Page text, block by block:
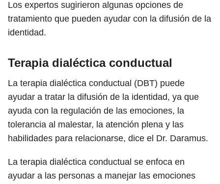
Los expertos sugirieron algunas opciones de
tratamiento que pueden ayudar con la difusión de la
identidad.
Terapia dialéctica conductual
La terapia dialéctica conductual (DBT) puede
ayudar a tratar la difusión de la identidad, ya que
ayuda con la regulación de las emociones, la
tolerancia al malestar, la atención plena y las
habilidades para relacionarse, dice el Dr. Daramus.
La terapia dialéctica conductual se enfoca en
ayudar a las personas a manejar las emociones